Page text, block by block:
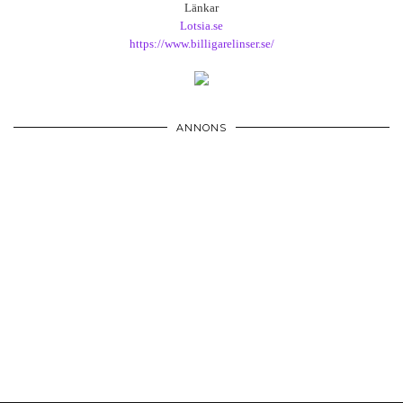
Länkar
Lotsia.se
https://www.billigarelinser.se/
ANNONS